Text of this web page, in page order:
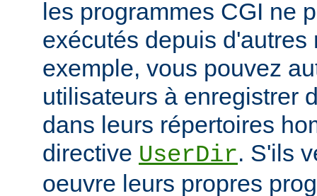
les programmes CGI ne
exécutés depuis d'autres
exemple, vous pouvez
utilisateurs à enregistrer
dans leurs répertoires
directive UserDir. S'ils
oeuvre leurs propres